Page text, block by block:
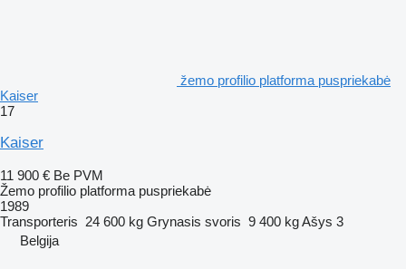
žemo profilio platforma puspriekabė
Kaiser
17
Kaiser
11 900 € Be PVM
Žemo profilio platforma puspriekabė
1989
Transporteris 24 600 kg Grynasis svoris 9 400 kgAšys 3
Belgija